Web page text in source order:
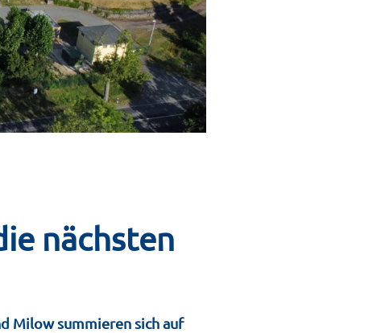
nächsten
Milow summieren sich auf